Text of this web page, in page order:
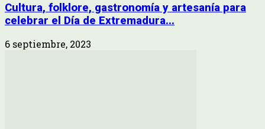
Cultura, folklore, gastronomía y artesanía para
celebrar el Día de Extremadura...
6 septiembre, 2023